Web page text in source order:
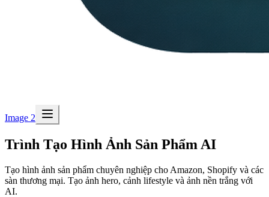
Image 2
Trình Tạo Hình Ảnh Sản Phẩm AI
Tạo hình ảnh sản phẩm chuyên nghiệp cho Amazon, Shopify và các
sàn thương mại. Tạo ảnh hero, cảnh lifestyle và ảnh nền trắng với
AI.